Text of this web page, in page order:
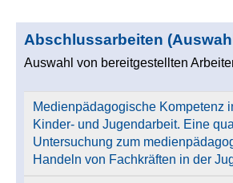
Abschlussarbeiten
Auswahl von bereitgestellten
Medienpädagogische Kompetenz
Kinder- und Jugendarbeit. Eine
Untersuchung zum
Handeln von Fachkräften in der